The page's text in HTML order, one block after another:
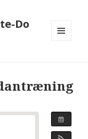
Do